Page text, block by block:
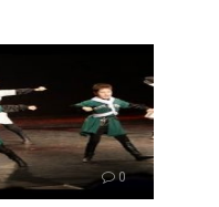
0